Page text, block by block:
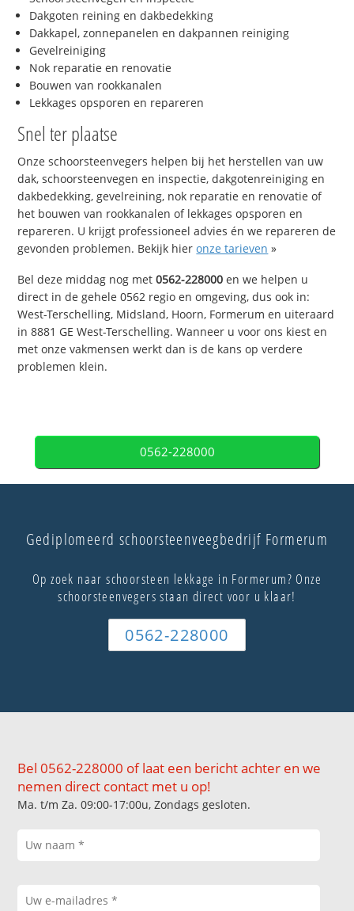
Dakgoten reining en dakbedekking
Dakkapel, zonnepanelen en dakpannen reiniging
Gevelreiniging
Nok reparatie en renovatie
Bouwen van rookkanalen
Lekkages opsporen en repareren
Snel ter plaatse
Onze schoorsteenvegers helpen bij het herstellen van uw
dak, schoorsteenvegen en inspectie, dakgotenreiniging en
dakbedekking, gevelreining, nok reparatie en renovatie of
het bouwen van rookkanalen of lekkages opsporen en
repareren. U krijgt professioneel advies én we repareren de
gevonden problemen. Bekijk hieronze tarieven »
Bel deze middag nog met0562-228000 en we helpen u
direct in de gehele 0562 regio en omgeving, dus ook in:
West-Terschelling, Midsland, Hoorn, Formerum en uiteraard
in 8881 GE West-Terschelling. Wanneer u voor ons kiest en
met onze vakmensen werkt dan is de kans op verdere
problemen klein.
0562-228000
Gediplomeerd schoorsteenveegbedrijf Formerum
Op zoek naar schoorsteen lekkage in Formerum? Onze
schoorsteenvegers staan direct voor u klaar!
0562-228000
Bel 0562-228000 of laat een bericht achter en we
nemen direct contact met u op!
Ma. t/m Za. 09:00-17:00u, Zondags gesloten.